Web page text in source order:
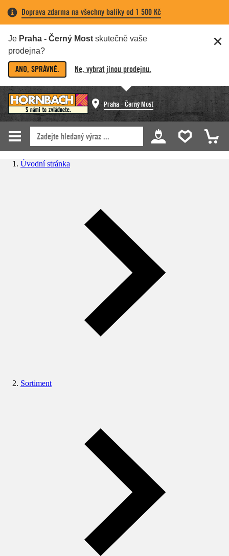
Doprava zdarma na všechny balíky od 1 500 Kč
Je Praha - Černý Most skutečně vaše
prodejna?
ANO, SPRÁVNĚ. Ne, vybrat jinou prodejnu.
Praha - Černý Most
Úvodní stránka
Sortiment